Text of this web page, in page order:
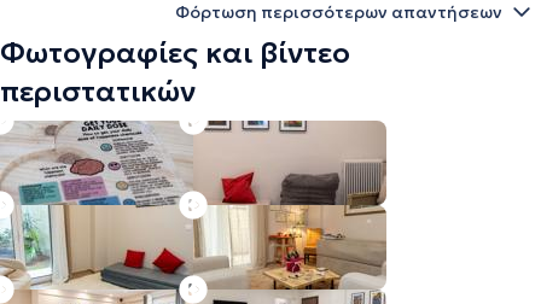
Φόρτωση περισσότερων απαντήσεων
Φωτογραφίες και βίντεο
περιστατικών